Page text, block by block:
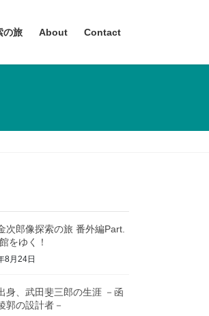
の旅 About Contact
次郎像探索の旅 番外編Part.
をゆく！
8月24日
身、武田斐三郎の生涯 －函
郭の設計者－